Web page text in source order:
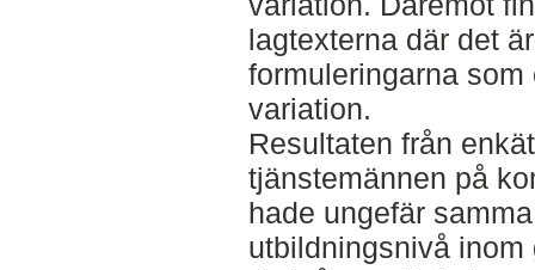
lagtexterna där det
formuleringarna
variation.
Resultaten från
tjänstemännen på
hade ungefär
utbildningsnivå